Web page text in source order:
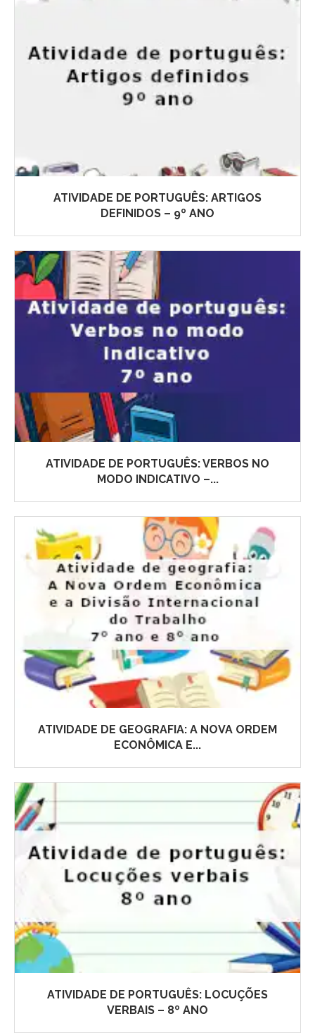
ATIVIDADE DE PORTUGUÊS: ARTIGOS
DEFINIDOS – 9º ANO
ATIVIDADE DE PORTUGUÊS: VERBOS NO
MODO INDICATIVO –...
ATIVIDADE DE GEOGRAFIA: A NOVA ORDEM
ECONÔMICA E...
ATIVIDADE DE PORTUGUÊS: LOCUÇÕES
VERBAIS – 8º ANO